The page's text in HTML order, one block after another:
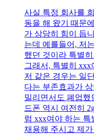
사실 특정 회사를
동을 해 왔기 때문
가 상당히 힘이 듭
는데 예를들어, 저
했던 것이라 특별
그래서, 특별히
저 같은 경우는 일
다는 부존효과가
밀리면서도 폐업했
드폰 역시 여전히
럼 xxx여야 하는
채용해 주시고 제